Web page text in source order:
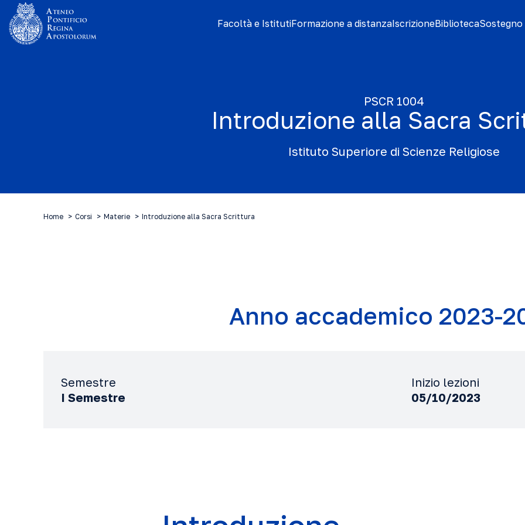
Facoltà e IstitutiFormazione a distanzaIscrizioneBiblioteca
PSCR 1004
Introduzione alla Sacra
Istituto Superiore di Scienze Religiose
Home Corsi Materie Introduzione alla Sacra Scrittura
Anno accademico 2023-
Semestre
I Semestre
Inizio lezioni
05/10/2023